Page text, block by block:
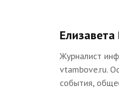
Журналист
vtambove.ru.
события,